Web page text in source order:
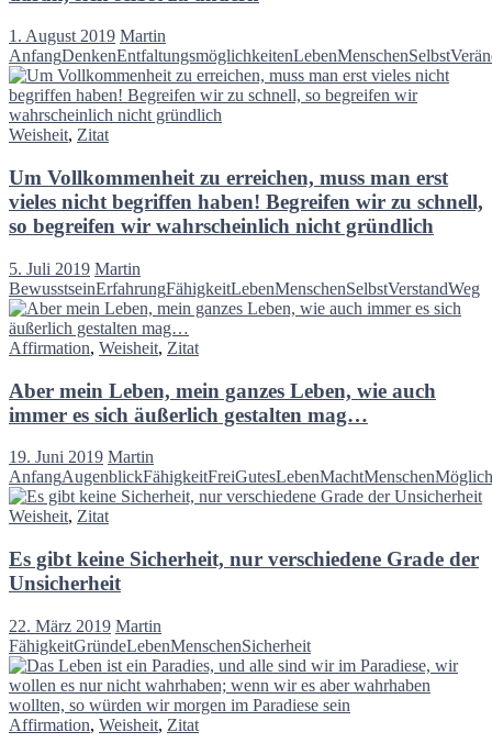
1. August 2019 Martin
AnfangDenkenEntfaltungsmöglichkeitenLebenMenschenSelbst
Weisheit, Zitat
Um Vollkommenheit zu erreichen, muss man erst
vieles nicht begriffen haben! Begreifen wir zu schnell,
so begreifen wir wahrscheinlich nicht gründlich
5. Juli 2019 Martin
BewusstseinErfahrungFähigkeitLebenMenschenSelbstVerstandWeg
Affirmation, Weisheit, Zitat
Aber mein Leben, mein ganzes Leben, wie auch
immer es sich äußerlich gestalten mag…
19. Juni 2019 Martin
AnfangAugenblickFähigkeitFreiGutesLebenMachtMenschen
Weisheit, Zitat
Es gibt keine Sicherheit, nur verschiedene Grade der
Unsicherheit
22. März 2019 Martin
FähigkeitGründeLebenMenschenSicherheit
Affirmation, Weisheit, Zitat